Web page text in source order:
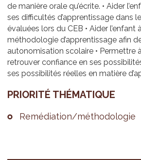
de manière orale qu’écrite. • Aider
ses difficultés d’apprentissage dans
évaluées lors du CEB • Aider l’enfant
méthodologie d’apprentissage afin
autonomisation scolaire • Permettre
retrouver confiance en ses
ses possibilités réelles en matière
PRIO­RITÉ THÉ­MA­TIQUE
Remé­dia­tion/métho­do­lo­gie